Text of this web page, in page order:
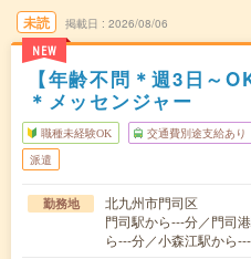
未読
NEW
掲載日 2026/08/06
【年齢不問＊週3日～
＊メッセンジャー
職種未経験OK 交通費別途支給あり
派遣
勤務地
北九州市門司区
門司駅から---分／門司
ら---分／小森江駅から